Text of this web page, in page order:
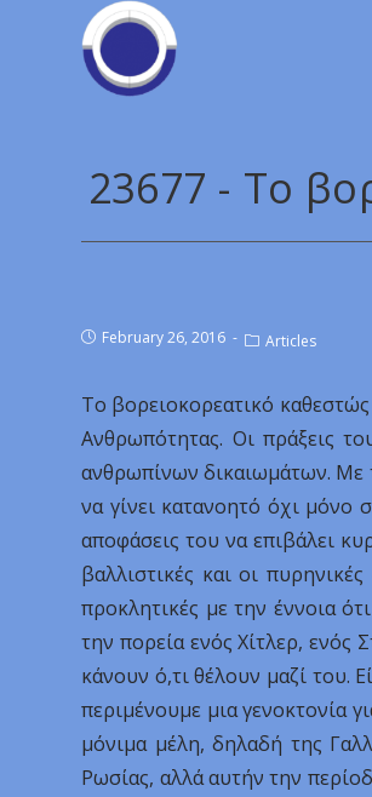
23677 - Το
February 26, 2016 Articles
Το βορειοκορεατικό
Ανθρωπότητας. Οι πράξεις
ανθρωπίνων δικαιωμάτων. Με
να γίνει κατανοητό όχι
αποφάσεις του να επιβάλει
βαλλιστικές και οι
προκλητικές με την έννοια
την πορεία ενός Χίτλερ, ενός
κάνουν ό,τι θέλουν μαζί του.
περιμένουμε μια γενοκτονία
μόνιμα μέλη, δηλαδή της
Ρωσίας, αλλά αυτήν την